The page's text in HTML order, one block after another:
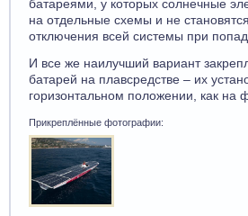
батареями, у которых солнечные
на отдельные схемы и не
отключения всей системы при
И все же наилучший вариант
батарей на плавсредстве – их
горизонтальном положении, как на
Прикреплённые фотографии: